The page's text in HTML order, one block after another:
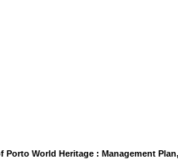
World Heritage : Management